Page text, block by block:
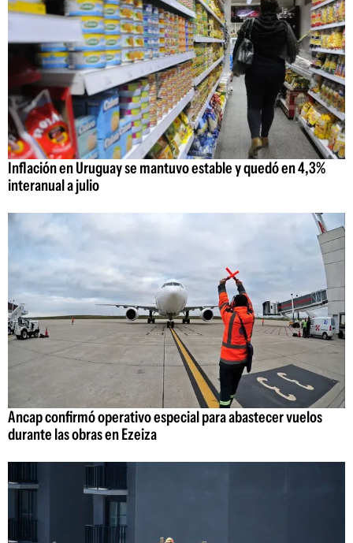
Inflación en Uruguay se mantuvo estable y quedó en 4,3%
interanual a julio
Ancap confirmó operativo especial para abastecer vuelos
durante las obras en Ezeiza